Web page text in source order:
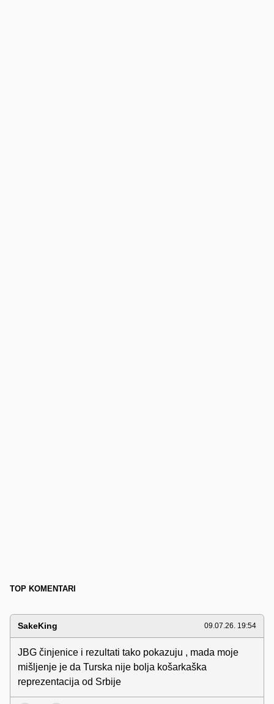
TOP KOMENTARI
SakeKing 09.07.26. 19:54
JBG činjenice i rezultati tako pokazuju , mada moje
mišljenje je da Turska nije bolja košarkaška
reprezentacija od Srbije